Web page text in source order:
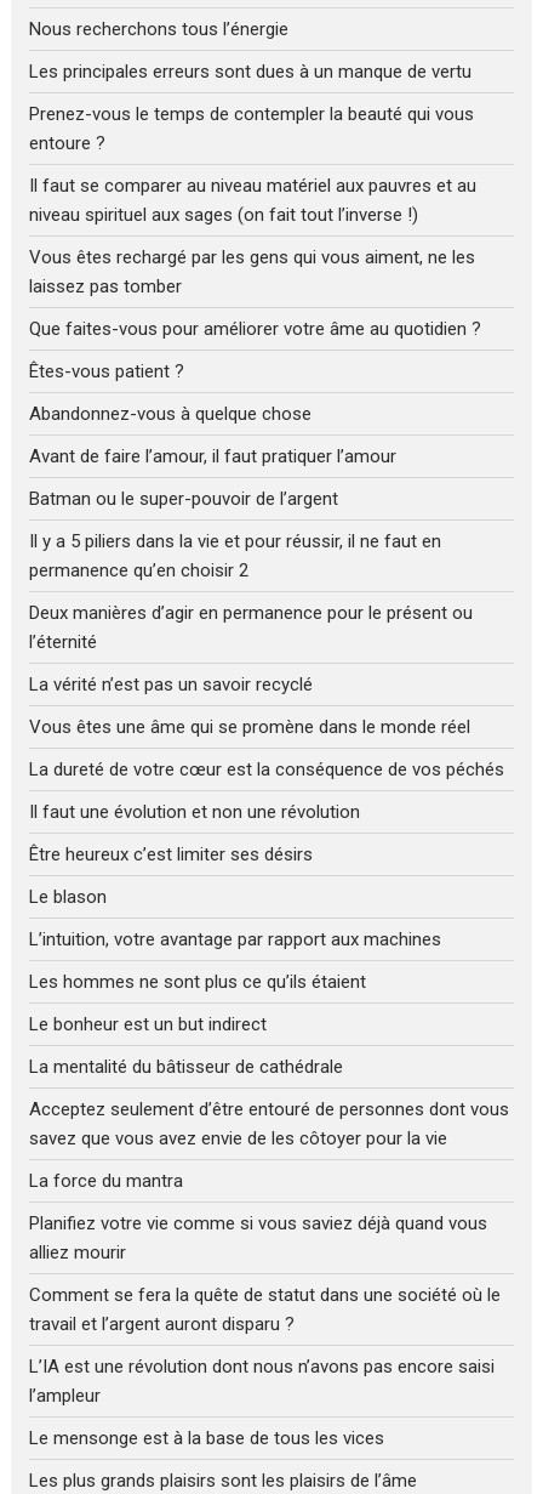
Nous recherchons tous l’énergie
Les principales erreurs sont dues à un manque de vertu
Prenez-vous le temps de contempler la beauté qui vous
entoure ?
Il faut se comparer au niveau matériel aux pauvres et au
niveau spirituel aux sages (on fait tout l’inverse !)
Vous êtes rechargé par les gens qui vous aiment, ne les
laissez pas tomber
Que faites-vous pour améliorer votre âme au quotidien ?
Êtes-vous patient ?
Abandonnez-vous à quelque chose
Avant de faire l’amour, il faut pratiquer l’amour
Batman ou le super-pouvoir de l’argent
Il y a 5 piliers dans la vie et pour réussir, il ne faut en
permanence qu’en choisir 2
Deux manières d’agir en permanence pour le présent ou
l’éternité
La vérité n’est pas un savoir recyclé
Vous êtes une âme qui se promène dans le monde réel
La dureté de votre cœur est la conséquence de vos péchés
Il faut une évolution et non une révolution
Être heureux c’est limiter ses désirs
Le blason
L’intuition, votre avantage par rapport aux machines
Les hommes ne sont plus ce qu’ils étaient
Le bonheur est un but indirect
La mentalité du bâtisseur de cathédrale
Acceptez seulement d’être entouré de personnes dont vous
savez que vous avez envie de les côtoyer pour la vie
La force du mantra
Planifiez votre vie comme si vous saviez déjà quand vous
alliez mourir
Comment se fera la quête de statut dans une société où le
travail et l’argent auront disparu ?
L’IA est une révolution dont nous n’avons pas encore saisi
l’ampleur
Le mensonge est à la base de tous les vices
Les plus grands plaisirs sont les plaisirs de l’âme